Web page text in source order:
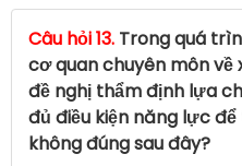
Câu hỏi 13. Trong quá
cơ quan chuyên môn về
đề nghị thẩm định lựa
đủ điều kiện năng lực
không đúng sau đây?